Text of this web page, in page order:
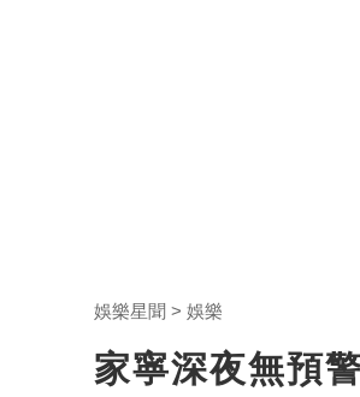
娛樂星聞 娛樂
家寧深夜無預